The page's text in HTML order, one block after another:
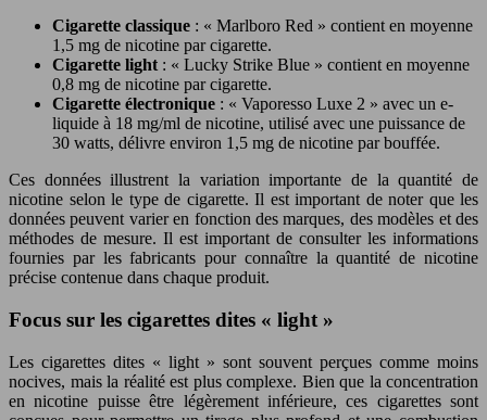
Cigarette classique : « Marlboro Red » contient en moyenne
1,5 mg de nicotine par cigarette.
Cigarette light : « Lucky Strike Blue » contient en moyenne
0,8 mg de nicotine par cigarette.
Cigarette électronique : « Vaporesso Luxe 2 » avec un e-
liquide à 18 mg/ml de nicotine, utilisé avec une puissance de
30 watts, délivre environ 1,5 mg de nicotine par bouffée.
Ces données illustrent la variation importante de la quantité de
nicotine selon le type de cigarette. Il est important de noter que les
données peuvent varier en fonction des marques, des modèles et des
méthodes de mesure. Il est important de consulter les informations
fournies par les fabricants pour connaître la quantité de nicotine
précise contenue dans chaque produit.
Focus sur les cigarettes dites « light »
Les cigarettes dites « light » sont souvent perçues comme moins
nocives, mais la réalité est plus complexe. Bien que la concentration
en nicotine puisse être légèrement inférieure, ces cigarettes sont